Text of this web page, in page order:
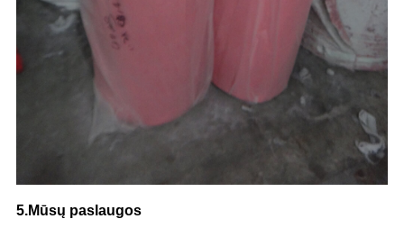
5.Mūsų paslaugos